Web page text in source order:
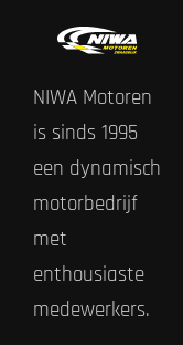
NIWA Motoren
is sinds 1995
een dynamisch
motorbedrijf
met
enthousiaste
medewerkers.